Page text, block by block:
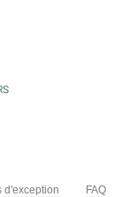
d'exception
FAQ